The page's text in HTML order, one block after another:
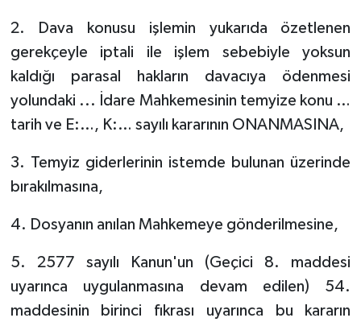
2. Dava konusu işlemin yukarıda özetlenen
gerekçeyle iptali ile işlem sebebiyle yoksun
kaldığı parasal hakların davacıya ödenmesi
yolundaki ... İdare Mahkemesinin temyize konu …
tarih ve E:…, K:… sayılı kararının ONANMASINA,
3. Temyiz giderlerinin istemde bulunan üzerinde
bırakılmasına,
4. Dosyanın anılan Mahkemeye gönderilmesine,
5. 2577 sayılı Kanun'un (Geçici 8. maddesi
uyarınca uygulanmasına devam edilen) 54.
maddesinin birinci fıkrası uyarınca bu kararın